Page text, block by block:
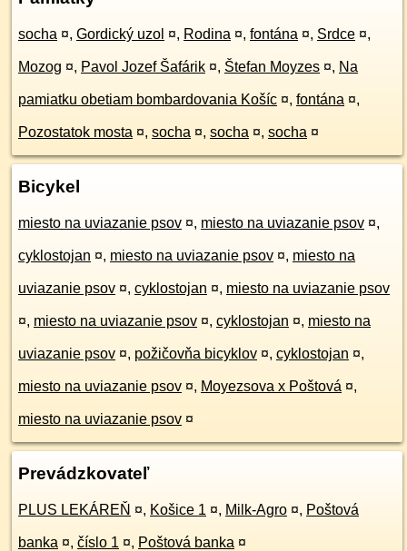
socha ¤, Gordický uzol ¤, Rodina ¤, fontána ¤, Srdce ¤,
Mozog ¤, Pavol Jozef Šafárik ¤, Štefan Moyzes ¤, Na
pamiatku obetiam bombardovania Košíc ¤, fontána ¤,
Pozostatok mosta ¤, socha ¤, socha ¤, socha ¤
Bicykel
miesto na uviazanie psov ¤, miesto na uviazanie psov ¤,
cyklostojan ¤, miesto na uviazanie psov ¤, miesto na
uviazanie psov ¤, cyklostojan ¤, miesto na uviazanie psov
¤, miesto na uviazanie psov ¤, cyklostojan ¤, miesto na
uviazanie psov ¤, požičovňa bicyklov ¤, cyklostojan ¤,
miesto na uviazanie psov ¤, Moyezsova x Poštová ¤,
miesto na uviazanie psov ¤
Prevádzkovateľ
PLUS LEKÁREŇ ¤, Košice 1 ¤, Milk-Agro ¤, Poštová
banka ¤, číslo 1 ¤, Poštová banka ¤